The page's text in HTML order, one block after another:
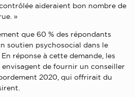
aideraient bon nombre de
»
que 60 % des répondants
soutien psychosocial dans le
réponse à cette demande, les
de fournir un conseiller
2020, qui offrirait du